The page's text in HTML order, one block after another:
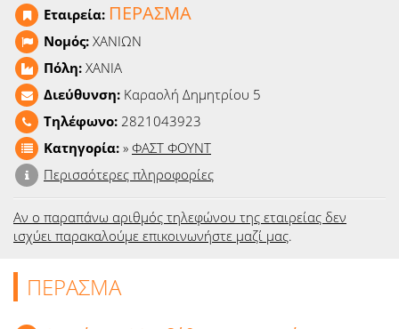
Εταιρεία: ΠΕΡΑΣΜΑ
Νομός: ΧΑΝΙΩΝ
Πόλη: ΧΑΝΙΑ
Διεύθυνση: Καραολή Δημητρίου 5
Τηλέφωνο: 2821043923
Κατηγορία: » ΦΑΣΤ ΦΟΥΝΤ
Περισσότερες πληροφορίες
Αν ο παραπάνω αριθμός τηλεφώνου της εταιρείας δεν
ισχύει παρακαλούμε επικοινωνήστε μαζί μας.
ΠΕΡΑΣΜΑ